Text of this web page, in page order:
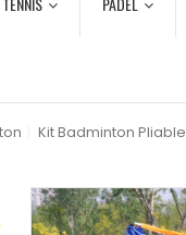
Kit Badminton Pliable